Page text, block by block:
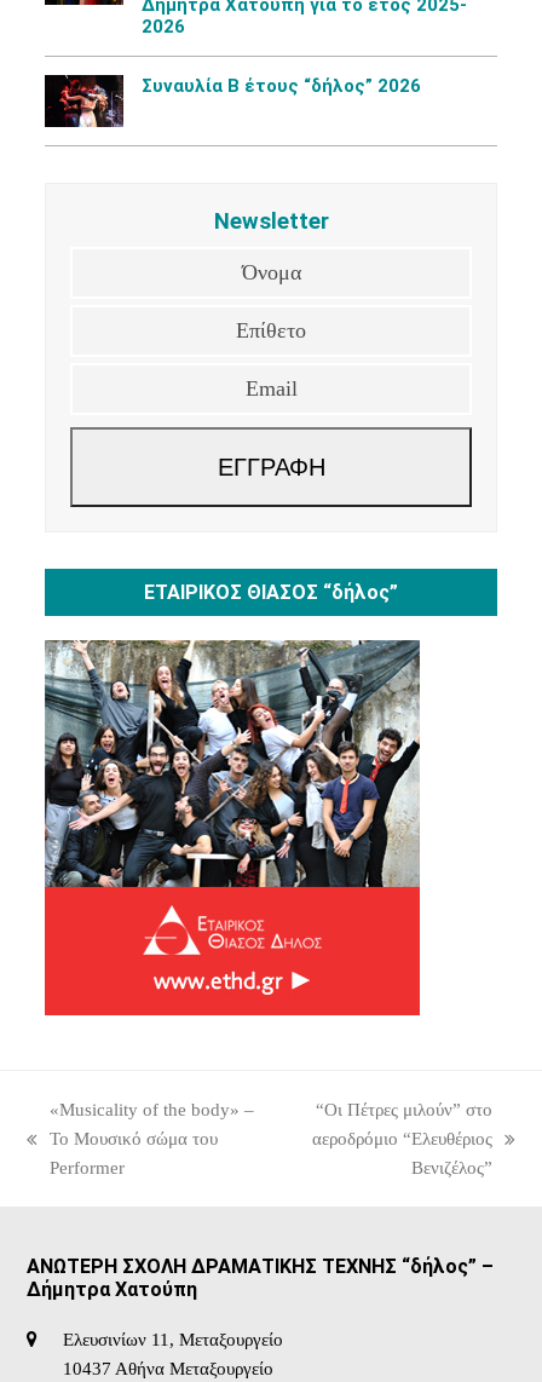
Δήμητρα Χατούπη για το έτος 2025-
2026
Συναυλία Β έτους “δήλος” 2026
Newsletter
ΕΓΓΡΑΦΗ
ΕΤΑΙΡΙΚΟΣ ΘΙΑΣΟΣ “δήλος”
«Musicality of the body» –
Το Μουσικό σώμα του
Performer
“Οι Πέτρες μιλούν” στο
αεροδρόμιο “Ελευθέριος
Βενιζέλος”
ΑΝΩΤΕΡΗ ΣΧΟΛΗ ΔΡΑΜΑΤΙΚΗΣ ΤΕΧΝΗΣ “δήλος” –
Δήμητρα Χατούπη
Ελευσινίων 11, Μεταξουργείο
10437 Αθήνα Μεταξουργείο